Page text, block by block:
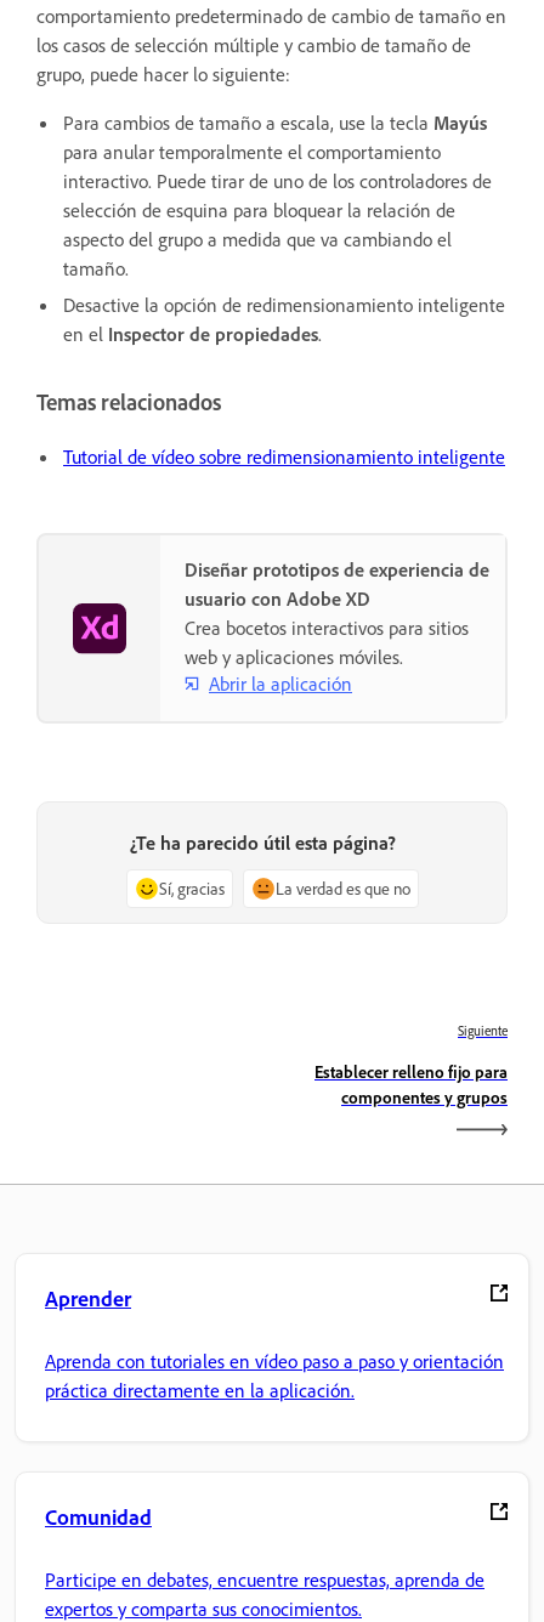
comportamiento predeterminado de cambio de tamaño en
los casos de selección múltiple y cambio de tamaño de
grupo, puede hacer lo siguiente:
Para cambios de tamaño a escala, use la tecla Mayús
para anular temporalmente el comportamiento
interactivo. Puede tirar de uno de los controladores de
selección de esquina para bloquear la relación de
aspecto del grupo a medida que va cambiando el
tamaño.
Desactive la opción de redimensionamiento inteligente
en el Inspector de propiedades.
Temas relacionados
Tutorial de vídeo sobre redimensionamiento inteligente
Diseñar prototipos de experiencia de
usuario con Adobe XD
Crea bocetos interactivos para sitios
web y aplicaciones móviles.
Abrir la aplicación
¿Te ha parecido útil esta página?
Sí, gracias La verdad es que no
Siguiente
Establecer relleno fijo para
componentes y grupos
Aprender
Aprenda con tutoriales en vídeo paso a paso y orientación
práctica directamente en la aplicación.
Comunidad
Participe en debates, encuentre respuestas, aprenda de
expertos y comparta sus conocimientos.